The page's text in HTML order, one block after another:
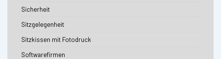
Sicherheit
Sitzgelegenheit
Sitzkissen mit Fotodruck
Softwarefirmen